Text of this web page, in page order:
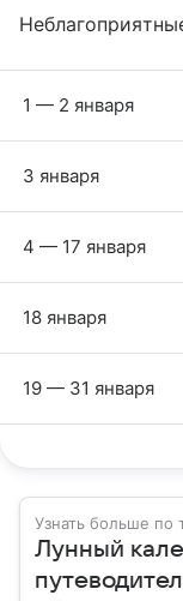
1 — 2 января
3 января
4 — 17 января
18 января
19 — 31 января
Узнать больше по
Лунный